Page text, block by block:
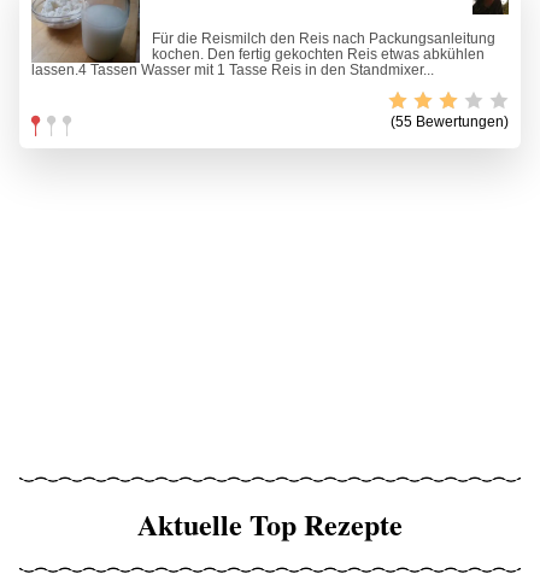
Für die Reismilch den Reis nach Packungsanleitung
kochen. Den fertig gekochten Reis etwas abkühlen
lassen.4 Tassen Wasser mit 1 Tasse Reis in den Standmixer...
(55 Bewertungen)
Aktuelle Top Rezepte